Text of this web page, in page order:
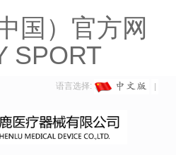
国）官方网
SPORT
语言选择: